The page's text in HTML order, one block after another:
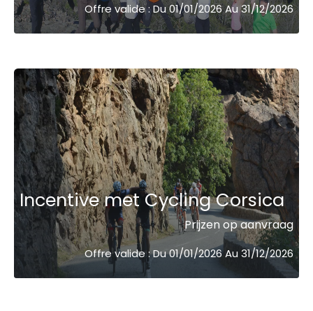
Offre valide : Du 01/01/2026 Au 31/12/2026
Incentive met Cycling Corsica
Prijzen op aanvraag
Offre valide : Du 01/01/2026 Au 31/12/2026